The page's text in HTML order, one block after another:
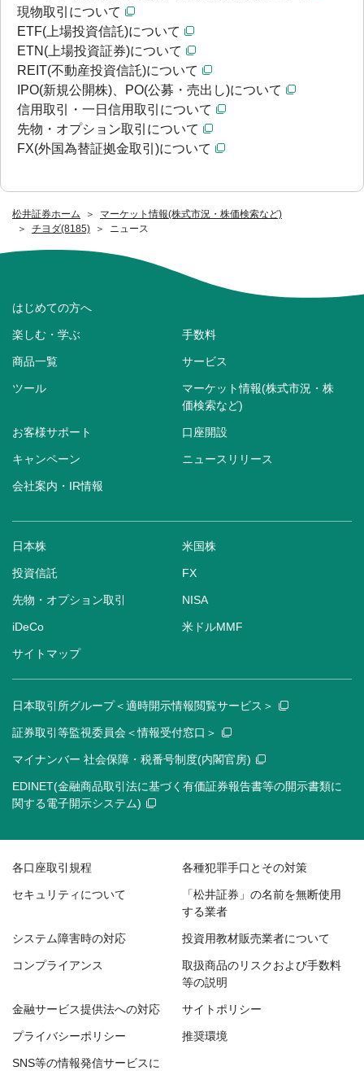
松井証券ホーム
マーケット情報(株式市況・株価検索など)
チヨダ(8185)
ニュース
現物取引について
ETF(上場投資信託)について
ETN(上場投資証券)について
REIT(不動産投資信託)について
IPO(新規公開株)、PO(公募・売出し)について
信用取引・一日信用取引について
先物・オプション取引について
FX(外国為替証拠金取引)について
はじめての方へ
楽しむ・学ぶ 手数料
商品一覧 サービス
ツール
マーケット情報(株式市況・株
価検索など)
お客様サポート 口座開設
キャンペーン ニュースリリース
会社案内・IR情報
日本株 米国株
投資信託 FX
先物・オプション取引 NISA
iDeCo 米ドルMMF
サイトマップ
日本取引所グループ＜適時開示情報閲覧サービス＞
証券取引等監視委員会＜情報受付窓口＞
マイナンバー 社会保障・税番号制度(内閣官房)
EDINET(金融商品取引法に基づく有価証券報告書等の開示書類に
関する電子開示システム)
各口座取引規程 各種犯罪手口とその対策
セキュリティについて
「松井証券」の名前を無断使用
する業者
システム障害時の対応 投資用教材販売業者について
コンプライアンス
取扱商品のリスクおよび手数料
等の説明
金融サービス提供法への対応 サイトポリシー
プライバシーポリシー 推奨環境
SNS等の情報発信サービスに